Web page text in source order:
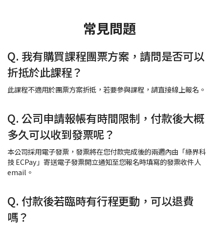
常見問題
Q. 我有購買課程團票方案，請問是否可以
折抵於此課程？
此課程不適用於團票方案折抵，若要參與課程，請直接線上報名。
Q. 公司申請報帳有時間限制，付款後大概
多久可以收到發票呢？
本公司採用電子發票，發票將在您付款完成後的兩週內由「綠界科
技 ECPay」寄送電子發票開立通知至您報名時填寫的發票收件人
email。
Q. 付款後若臨時有行程更動，可以退費
嗎？